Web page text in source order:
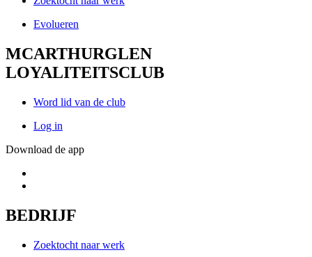
Evolueren
MCARTHURGLEN
LOYALITEITSCLUB
Word lid van de club
Log in
Download de app
BEDRIJF
Zoektocht naar werk